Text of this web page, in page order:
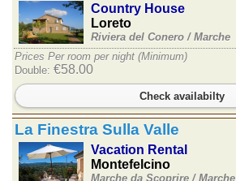
Country House
Loreto
Riviera del Conero / Marche
Prices Per room per night (Minimum)
Double: €58.00
Check availabilty
La Finestra Sulla Valle
Vacation Rental
Montefelcino
Marche da Scoprire / Marche